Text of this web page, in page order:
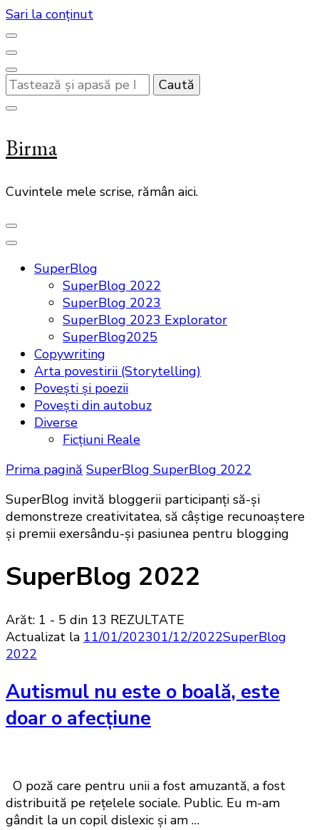
Sari la conținut
Cauți
ceva?
Birma
Cuvintele mele scrise, rămân aici.
SuperBlog
SuperBlog 2022
SuperBlog 2023
SuperBlog 2023 Explorator
SuperBlog2025
Copywriting
Arta povestirii (Storytelling)
Povești și poezii
Poveşti din autobuz
Diverse
Ficţiuni Reale
Prima pagină SuperBlog SuperBlog 2022
SuperBlog invită bloggerii participanți să-şi
demonstreze creativitatea, să câștige recunoaștere
și premii exersându-și pasiunea pentru blogging
SuperBlog 2022
Arăt: 1 - 5 din 13 REZULTATE
Actualizat la 11/01/202301/12/2022SuperBlog
2022
Autismul nu este o boală, este
doar o afecțiune
O poză care pentru unii a fost amuzantă, a fost
distribuită pe rețelele sociale. Public. Eu m-am
gândit la un copil dislexic și am …